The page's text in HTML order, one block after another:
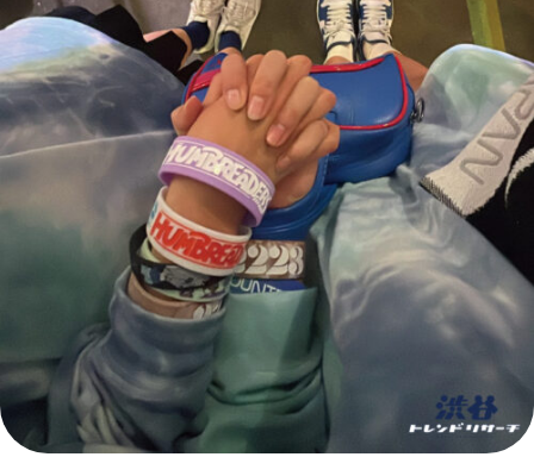
Company
Recruit